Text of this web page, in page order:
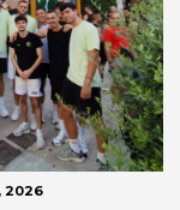
2026